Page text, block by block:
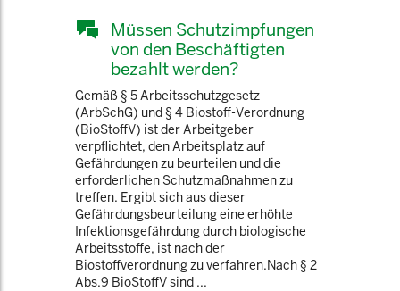
Müssen Schutzimpfungen
von den Beschäftigten
bezahlt werden?
Gemäß § 5 Arbeitsschutzgesetz
(ArbSchG) und § 4 Biostoff-Verordnung
(BioStoffV) ist der Arbeitgeber
verpflichtet, den Arbeitsplatz auf
Gefährdungen zu beurteilen und die
erforderlichen Schutzmaßnahmen zu
treffen. Ergibt sich aus dieser
Gefährdungsbeurteilung eine erhöhte
Infektionsgefährdung durch biologische
Arbeitsstoffe, ist nach der
Biostoffverordnung zu verfahren.Nach § 2
Abs.9 BioStoffV sind ...